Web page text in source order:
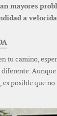
mayores
a
tu camino,
posible que